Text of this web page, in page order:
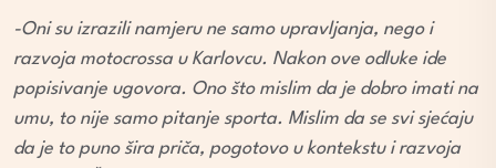
-Oni su izrazili namjeru ne samo upravljanja, nego i
razvoja motocrossa u Karlovcu. Nakon ove odluke ide
popisivanje ugovora. Ono što mislim da je dobro imati na
umu, to nije samo pitanje sporta. Mislim da se svi sjećaju
da je to puno šira priča, pogotovo u kontekstu i razvoja